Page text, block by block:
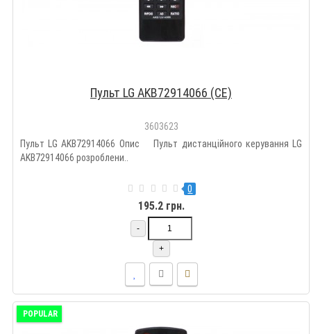
Пульт LG AKB72914066 (CE)
3603623
Пульт LG AKB72914066 Опис Пульт дистанційного керування LG
AKB72914066 розроблени..
0
195.2 грн.
-
+
POPULAR